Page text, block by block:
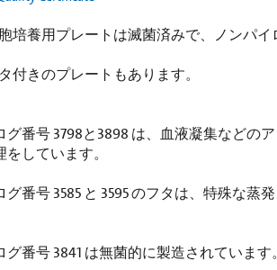
培養用プレートは滅菌済みで、ノンパイ
付きのプレートもあります。
グ番号 3798と3898 は、血液凝集などの
をしています。
グ番号 3585 と 3595 のフタは、特殊な蒸
グ番号 3841 は無菌的に製造されています。